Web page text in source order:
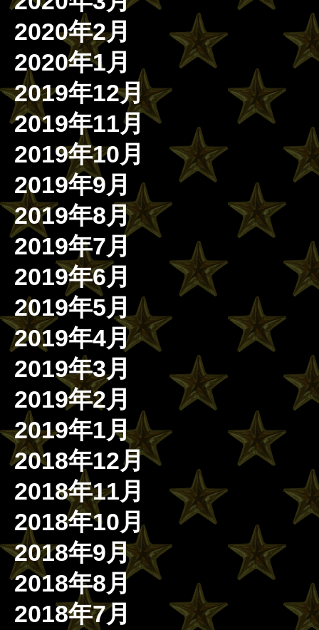
2020年2月
2020年1月
2019年12月
2019年11月
2019年10月
2019年9月
2019年8月
2019年7月
2019年6月
2019年5月
2019年4月
2019年3月
2019年2月
2019年1月
2018年12月
2018年11月
2018年10月
2018年9月
2018年8月
2018年7月